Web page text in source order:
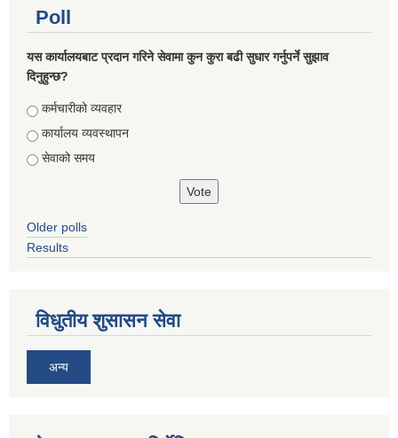
Poll
यस कार्यालयबाट प्रदान गरिने सेवामा कुन कुरा बढी सुधार गर्नुपर्ने सुझाव
दिनुहुन्छ?
Choices
कर्मचारीको व्यवहार
कार्यालय व्यवस्थापन
सेवाको समय
Older polls
Results
विधुतीय शुसासन सेवा
अन्य